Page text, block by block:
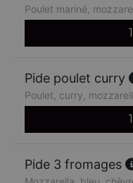
Poulet mariné,
Pide poulet curry
Poulet, curry,
Pide 3 fromages